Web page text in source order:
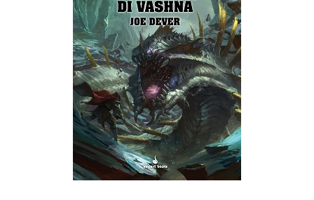
Giochi di Carte Collezionabili
Giocattoli e Gadget